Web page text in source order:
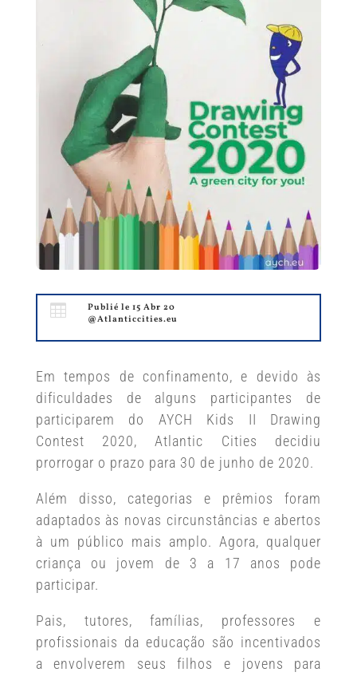

Publié le 15 Abr 20
@Atlanticcities.eu
Em tempos de confinamento, e devido às
dificuldades de alguns participantes de
participarem do AYCH Kids II Drawing
Contest 2020, Atlantic Cities decidiu
prorrogar o prazo para 30 de junho de 2020.
Além disso, categorias e prêmios foram
adaptados às novas circunstâncias e abertos
à um público mais amplo. Agora, qualquer
criança ou jovem de 3 a 17 anos pode
participar.
Pais, tutores, famílias, professores e
profissionais da educação são incentivados
a envolverem seus filhos e jovens para